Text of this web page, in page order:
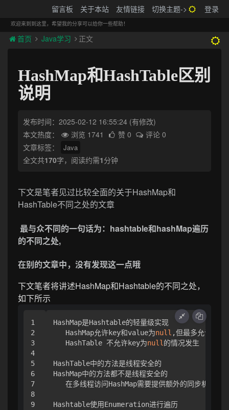
留言板 关于本站 友情链接 切换主题-> 登录
欢迎来到到这里，希望我的分享可以给你一些帮助！
首页 Java学习 正文
HashMap和HashTable区别
说明
发布时间：2025-02-12 16:55:24 (有修改)
本文热度：
浏览 1741 赞 0
评论 0
文章标签：
Java
全文共170字，阅读约需1分钟
下文是笔者见过比较全面的关于HashMap和
HashTable不同之处的文章
最与众不同的一句话为：hashtable和hashMap遍历
的不同之处,
在别的文章中，没有发现这一点哦
下文笔者将讲述HashMap和Hashtable的不同之处，
如下所示
1
2
3
4
5
6
7
8
9
HashMap是Hashtable的轻量级实现
   HashMap允许key和value为
null ,但最多允许一条
   HashTable 不允许key为
null 的情况发生
HashTable中的方法是线程安全的
HashMap中的方法都不是线程安全的
   在多线程访问HashMap需要提供额外的同步机制
Hashtable使用Enumeration进行遍历